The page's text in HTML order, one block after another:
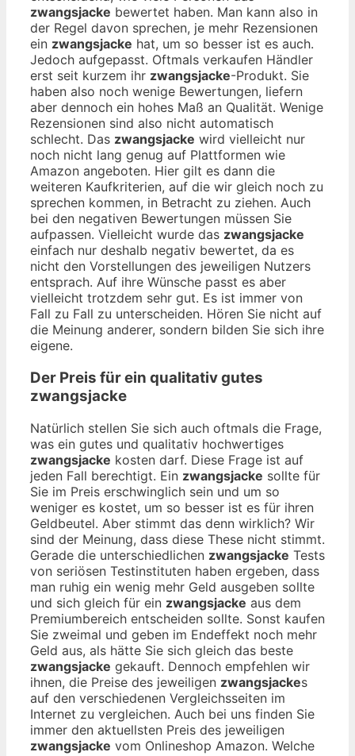
zwangsjacke bewertet haben. Man kann also in
der Regel davon sprechen, je mehr Rezensionen
ein zwangsjacke hat, um so besser ist es auch.
Jedoch aufgepasst. Oftmals verkaufen Händler
erst seit kurzem ihr zwangsjacke-Produkt. Sie
haben also noch wenige Bewertungen, liefern
aber dennoch ein hohes Maß an Qualität. Wenige
Rezensionen sind also nicht automatisch
schlecht. Das zwangsjacke wird vielleicht nur
noch nicht lang genug auf Plattformen wie
Amazon angeboten. Hier gilt es dann die
weiteren Kaufkriterien, auf die wir gleich noch zu
sprechen kommen, in Betracht zu ziehen. Auch
bei den negativen Bewertungen müssen Sie
aufpassen. Vielleicht wurde das zwangsjacke
einfach nur deshalb negativ bewertet, da es
nicht den Vorstellungen des jeweiligen Nutzers
entsprach. Auf ihre Wünsche passt es aber
vielleicht trotzdem sehr gut. Es ist immer von
Fall zu Fall zu unterscheiden. Hören Sie nicht auf
die Meinung anderer, sondern bilden Sie sich ihre
eigene.
Der Preis für ein qualitativ gutes
zwangsjacke
Natürlich stellen Sie sich auch oftmals die Frage,
was ein gutes und qualitativ hochwertiges
zwangsjacke kosten darf. Diese Frage ist auf
jeden Fall berechtigt. Ein zwangsjacke sollte für
Sie im Preis erschwinglich sein und um so
weniger es kostet, um so besser ist es für ihren
Geldbeutel. Aber stimmt das denn wirklich? Wir
sind der Meinung, dass diese These nicht stimmt.
Gerade die unterschiedlichen zwangsjacke Tests
von seriösen Testinstituten haben ergeben, dass
man ruhig ein wenig mehr Geld ausgeben sollte
und sich gleich für ein zwangsjacke aus dem
Premiumbereich entscheiden sollte. Sonst kaufen
Sie zweimal und geben im Endeffekt noch mehr
Geld aus, als hätte Sie sich gleich das beste
zwangsjacke gekauft. Dennoch empfehlen wir
ihnen, die Preise des jeweiligen zwangsjackes
auf den verschiedenen Vergleichsseiten im
Internet zu vergleichen. Auch bei uns finden Sie
immer den aktuellsten Preis des jeweiligen
zwangsjacke vom Onlineshop Amazon. Welche